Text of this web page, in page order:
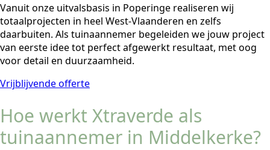
Vanuit onze uitvalsbasis in Poperinge realiseren wij
totaalprojecten in heel West-Vlaanderen en zelfs
daarbuiten. Als tuinaannemer begeleiden we jouw project
van eerste idee tot perfect afgewerkt resultaat, met oog
voor detail en duurzaamheid.
Vrijblijvende offerte
Hoe werkt Xtraverde als
tuinaannemer in Middelkerke?